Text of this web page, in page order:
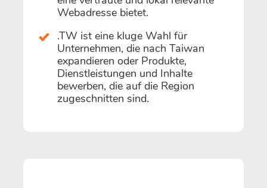
Webadresse bietet.
.TW ist eine kluge Wahl für
Unternehmen, die nach Taiwan
expandieren oder Produkte,
Dienstleistungen und Inhalte
bewerben, die auf die Region
zugeschnitten sind.